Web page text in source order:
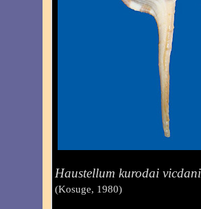
Haustellum kurodai vicdani
(Kosuge, 1980)